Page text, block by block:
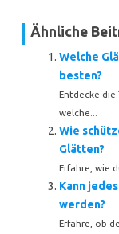
Ähnliche
Welche
besten?
Entdecke die
welche...
Wie
Glätten?
Erfahre, wie
Kann
werden?
Erfahre, ob